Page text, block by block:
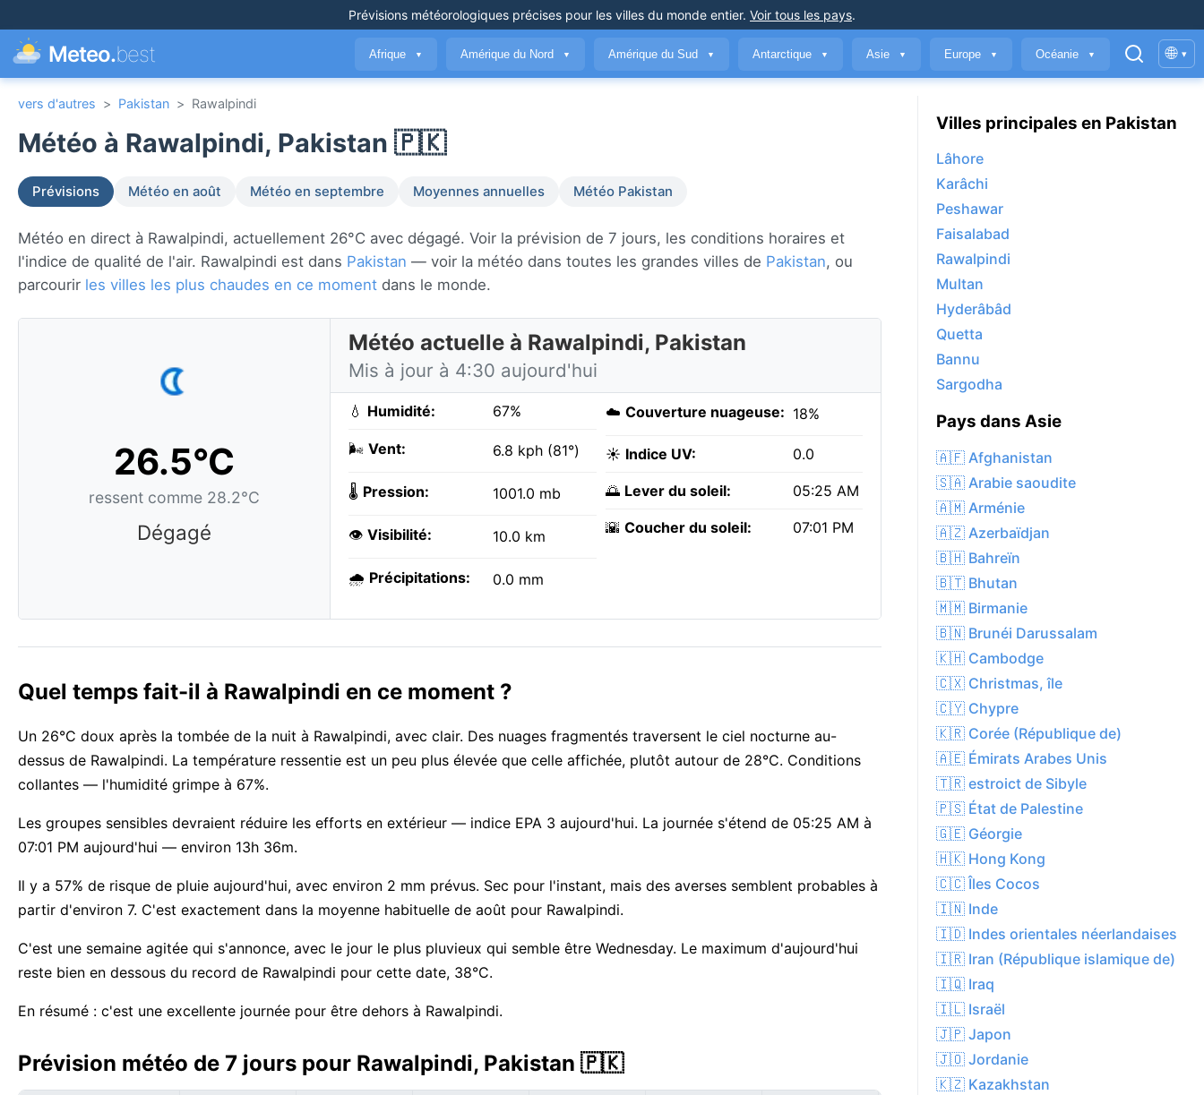
Prévisions météorologiques précises pour les villes du monde entier. Voir tous les pays.
Meteo.best Afrique ▼ Amérique du Nord ▼ Amérique du Sud ▼ Antarctique ▼ Asie ▼ Europe ▼ Océanie ▼ 🌐 ▾
vers d'autres > Pakistan > Rawalpindi
Météo à Rawalpindi, Pakistan 🇵🇰
Prévisions Météo en août Météo en septembre Moyennes annuelles Météo Pakistan
Météo en direct à Rawalpindi, actuellement 26°C avec dégagé. Voir la prévision de 7 jours, les conditions horaires et
l'indice de qualité de l'air. Rawalpindi est dans Pakistan — voir la météo dans toutes les grandes villes de Pakistan, ou
parcourir les villes les plus chaudes en ce moment dans le monde.
26.5°C
ressent comme 28.2°C
Dégagé
Météo actuelle à Rawalpindi, Pakistan
Mis à jour à 4:30 aujourd'hui
💧 Humidité: 67%
🌬️ Vent: 6.8 kph (81°)
🌡️ Pression: 1001.0 mb
👁️ Visibilité: 10.0 km
🌧️ Précipitations: 0.0 mm
☁️ Couverture nuageuse: 18%
☀️ Indice UV: 0.0
🌅 Lever du soleil: 05:25 AM
🌇 Coucher du soleil: 07:01 PM
Quel temps fait-il à Rawalpindi en ce moment ?
Un 26°C doux après la tombée de la nuit à Rawalpindi, avec clair. Des nuages fragmentés traversent le ciel nocturne au-
dessus de Rawalpindi. La température ressentie est un peu plus élevée que celle affichée, plutôt autour de 28°C. Conditions
collantes — l'humidité grimpe à 67%.
Les groupes sensibles devraient réduire les efforts en extérieur — indice EPA 3 aujourd'hui. La journée s'étend de 05:25 AM à
07:01 PM aujourd'hui — environ 13h 36m.
Il y a 57% de risque de pluie aujourd'hui, avec environ 2 mm prévus. Sec pour l'instant, mais des averses semblent probables à
partir d'environ 7. C'est exactement dans la moyenne habituelle de août pour Rawalpindi.
C'est une semaine agitée qui s'annonce, avec le jour le plus pluvieux qui semble être Wednesday. Le maximum d'aujourd'hui
reste bien en dessous du record de Rawalpindi pour cette date, 38°C.
En résumé : c'est une excellente journée pour être dehors à Rawalpindi.
Prévision météo de 7 jours pour Rawalpindi, Pakistan 🇵🇰
Villes principales en Pakistan
Lâhore
Karâchi
Peshawar
Faisalabad
Rawalpindi
Multan
Hyderâbâd
Quetta
Bannu
Sargodha
Pays dans Asie
🇦🇫 Afghanistan
🇸🇦 Arabie saoudite
🇦🇲 Arménie
🇦🇿 Azerbaïdjan
🇧🇭 Bahreïn
🇧🇹 Bhutan
🇲🇲 Birmanie
🇧🇳 Brunéi Darussalam
🇰🇭 Cambodge
🇨🇽 Christmas, île
🇨🇾 Chypre
🇰🇷 Corée (République de)
🇦🇪 Émirats Arabes Unis
🇹🇷 estroict de Sibyle
🇵🇸 État de Palestine
🇬🇪 Géorgie
🇭🇰 Hong Kong
🇨🇨 Îles Cocos
🇮🇳 Inde
🇮🇩 Indes orientales néerlandaises
🇮🇷 Iran (République islamique de)
🇮🇶 Iraq
🇮🇱 Israël
🇯🇵 Japon
🇯🇴 Jordanie
🇰🇿 Kazakhstan